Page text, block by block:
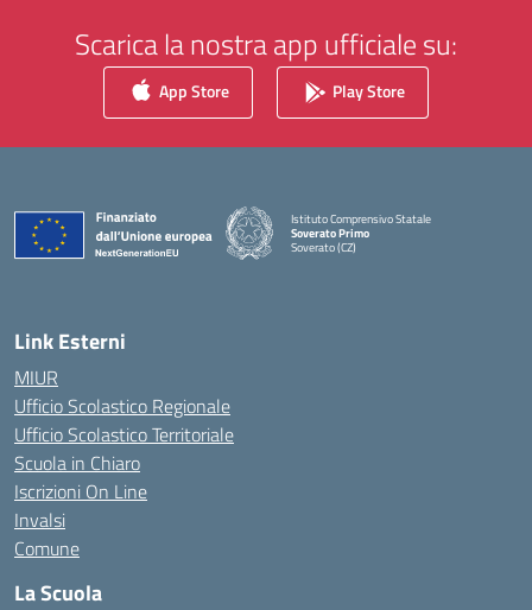
Scarica la nostra app ufficiale su:
App Store Play Store
Istituto Comprensivo Statale
Soverato Primo
Soverato (CZ)
Link Esterni
MIUR
Ufficio Scolastico Regionale
Ufficio Scolastico Territoriale
Scuola in Chiaro
Iscrizioni On Line
Invalsi
Comune
La Scuola